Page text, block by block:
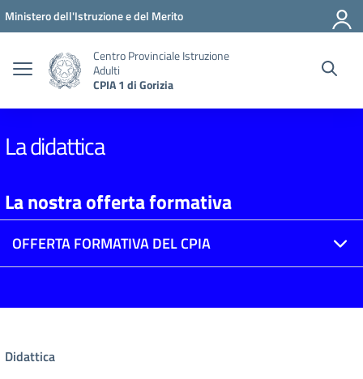
Vai ai contenuti
Vai al menu di navigazione
Vai al footer
Ministero dell'Istruzione e del Merito
Centro Provinciale Istruzione
Adulti
CPIA 1 di Gorizia
La didattica
La nostra offerta formativa
OFFERTA FORMATIVA DEL CPIA
Didattica